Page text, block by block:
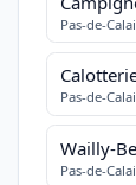
Pas-de-
Pas-de-
Wailly-
Pas-de-